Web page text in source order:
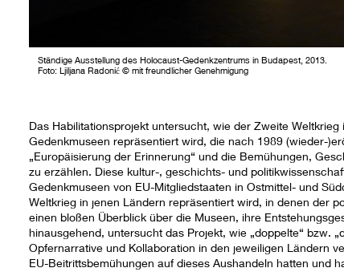
Ständige Ausstellung des Holocaust-Gedenkzentrums in Budapest, 2013.
Foto: Ljiljana Radonić © mit freundlicher Genehmigung
Das Habilitationsprojekt untersucht, wie der Zweite
Gedenkmuseen repräsentiert wird, die nach 1989 (wieder-
„Europäisierung der Erinnerung“ und die Bemühungen,
zu erzählen. Diese kultur-, geschichts- und
Gedenkmuseen von EU-Mitgliedstaaten in Ostmittel- und
Weltkrieg in jenen Ländern repräsentiert wird, in denen der
einen bloßen Überblick über die Museen, ihre
hinausgehend, untersucht das Projekt, wie „doppelte“ bzw.
Opfernarrative und Kollaboration in den jeweiligen Ländern
EU-Beitrittsbemühungen auf dieses Aushandeln hatten und